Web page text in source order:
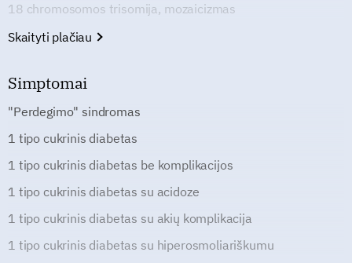
18 chromosomos trisomija, mozaicizmas
Skaityti plačiau
Simptomai
"Perdegimo" sindromas
1 tipo cukrinis diabetas
1 tipo cukrinis diabetas be komplikacijos
1 tipo cukrinis diabetas su acidoze
1 tipo cukrinis diabetas su akių komplikacija
1 tipo cukrinis diabetas su hiperosmoliariškumu